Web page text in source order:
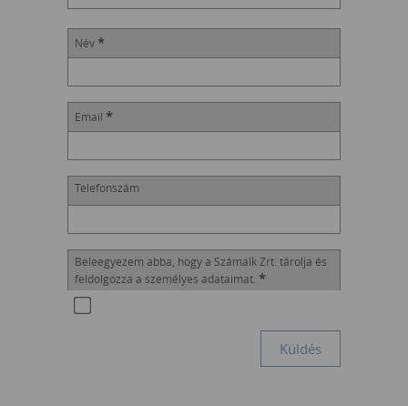
Név *
Email *
Telefonszám
Beleegyezem abba, hogy a Számalk Zrt. tárolja és
feldolgozza a személyes adataimat. *